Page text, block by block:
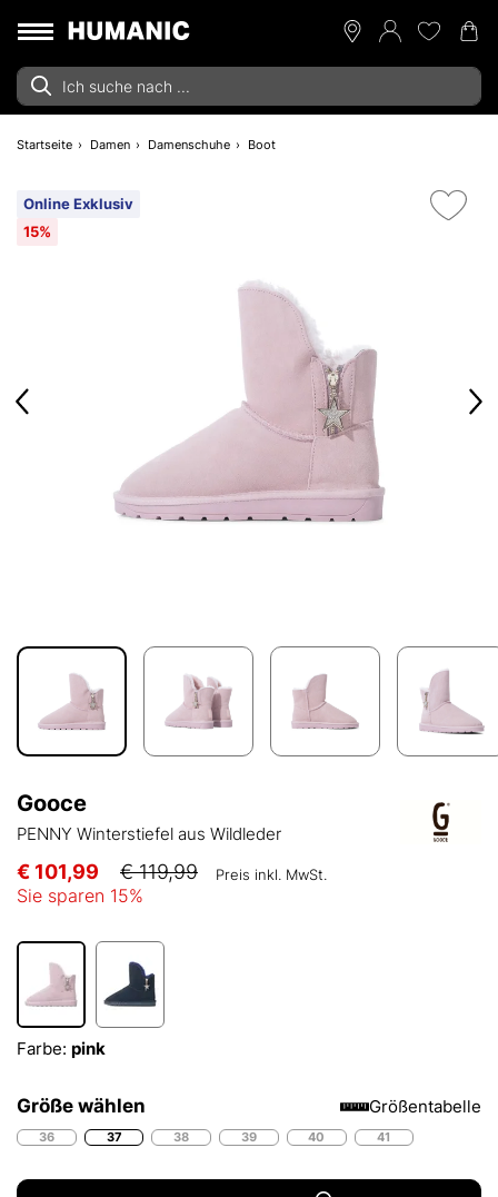
Startseite Damen Damenschuhe Boot
Online Exklusiv
15%
Gooce
PENNY Winterstiefel aus Wildleder
€ 101,99 € 119,99 Preis inkl. MwSt.
Sie sparen 15%
Farbe: pink
Größe wählen Größentabelle
36 37 38 39 40 41